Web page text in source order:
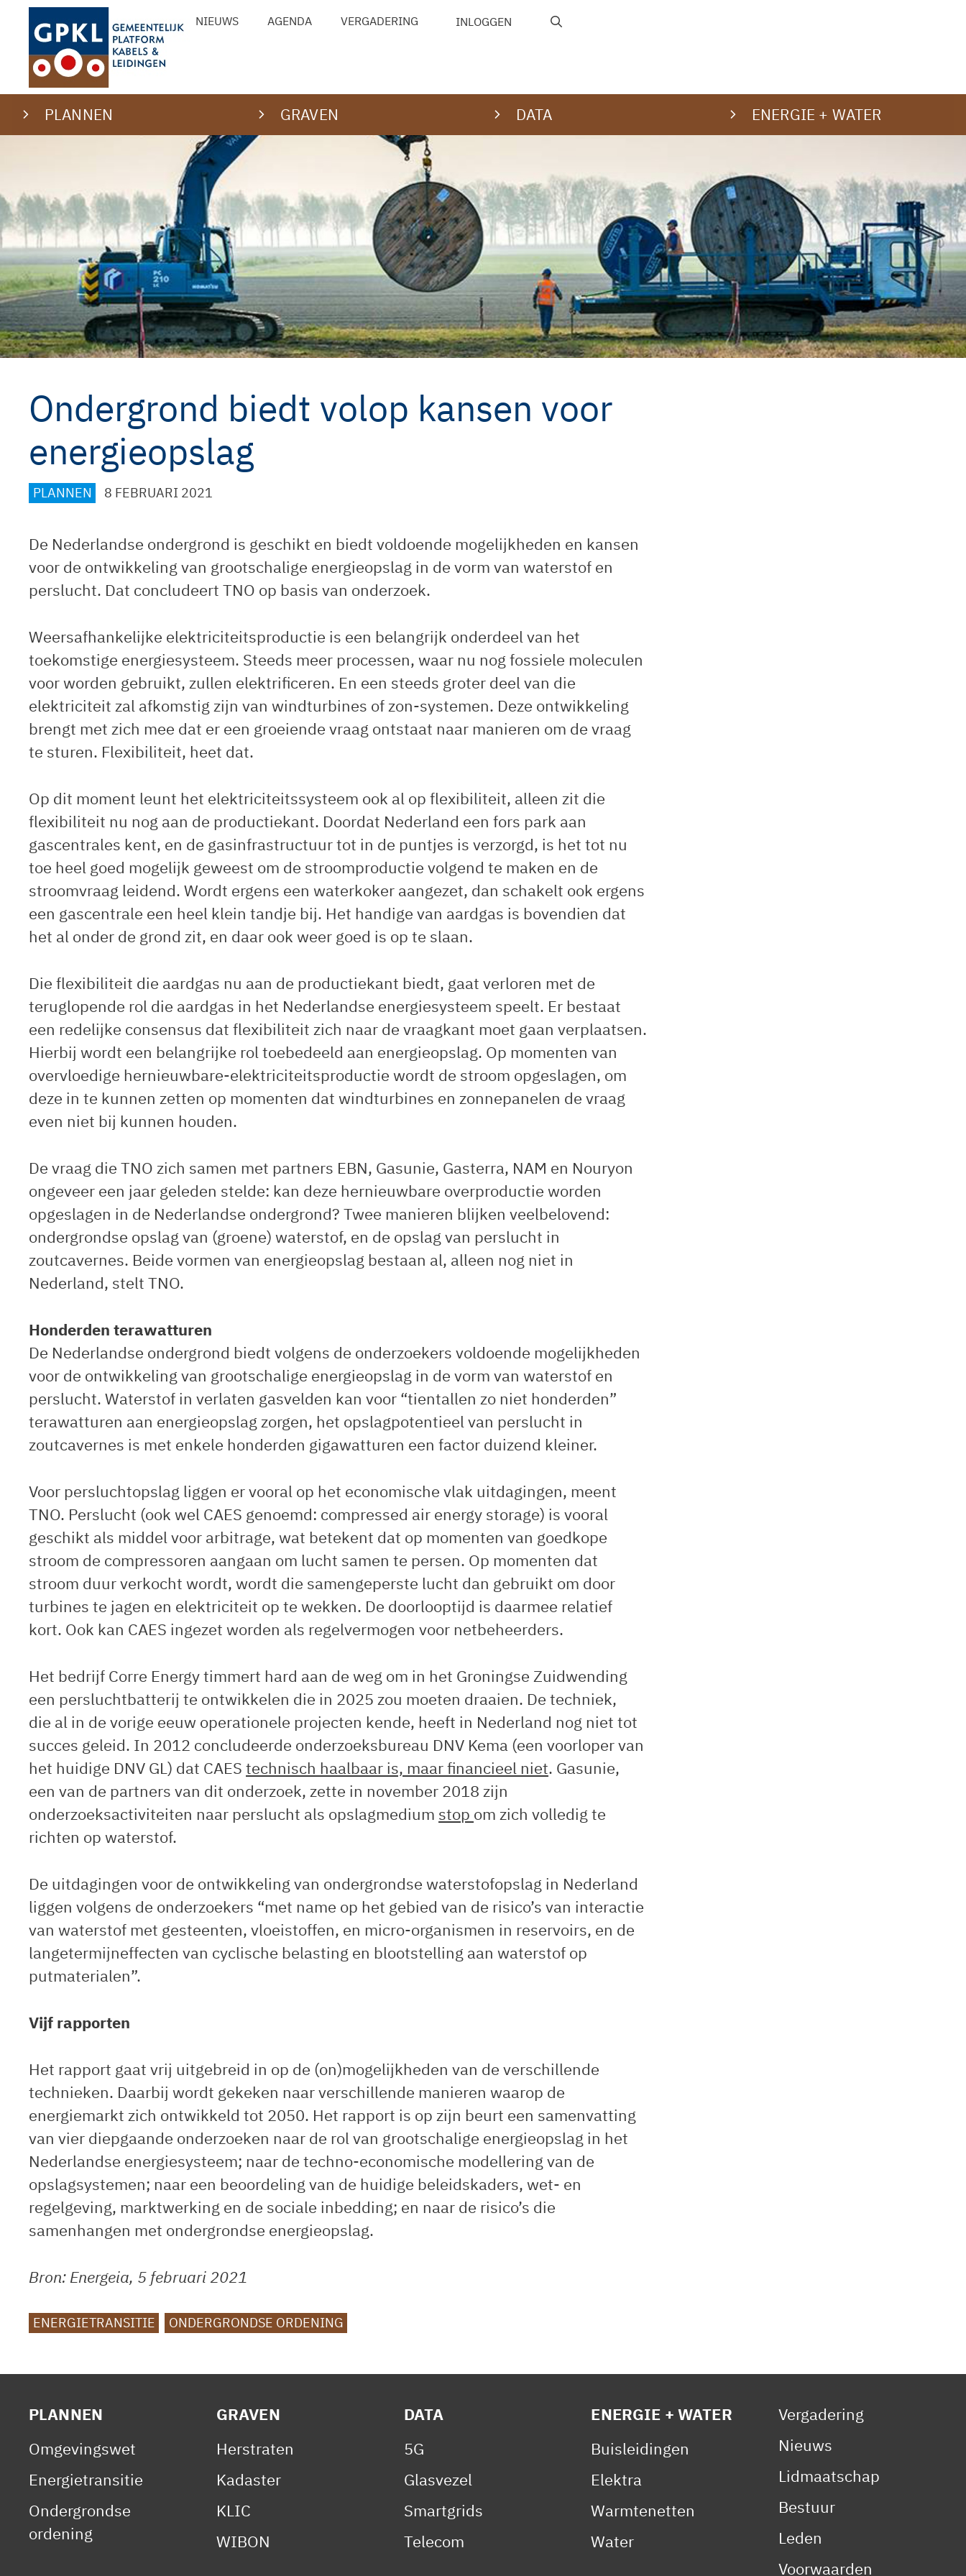
inhoud
NIEUWS AGENDA VERGADERING INLOGGEN
PLANNEN GRAVEN DATA ENERGIE + WATER
Ondergrond biedt volop kansen voor
energieopslag
CATEGORIEËN
PLANNEN 8 FEBRUARI 2021
De Nederlandse ondergrond is geschikt en biedt voldoende mogelijkheden en kansen
voor de ontwikkeling van grootschalige energieopslag in de vorm van waterstof en
perslucht. Dat concludeert TNO op basis van onderzoek.
Weersafhankelijke elektriciteitsproductie is een belangrijk onderdeel van het
toekomstige energiesysteem. Steeds meer processen, waar nu nog fossiele moleculen
voor worden gebruikt, zullen elektrificeren. En een steeds groter deel van die
elektriciteit zal afkomstig zijn van windturbines of zon-systemen. Deze ontwikkeling
brengt met zich mee dat er een groeiende vraag ontstaat naar manieren om de vraag
te sturen. Flexibiliteit, heet dat.
Op dit moment leunt het elektriciteitssysteem ook al op flexibiliteit, alleen zit die
flexibiliteit nu nog aan de productiekant. Doordat Nederland een fors park aan
gascentrales kent, en de gasinfrastructuur tot in de puntjes is verzorgd, is het tot nu
toe heel goed mogelijk geweest om de stroomproductie volgend te maken en de
stroomvraag leidend. Wordt ergens een waterkoker aangezet, dan schakelt ook ergens
een gascentrale een heel klein tandje bij. Het handige van aardgas is bovendien dat
het al onder de grond zit, en daar ook weer goed is op te slaan.
Die flexibiliteit die aardgas nu aan de productiekant biedt, gaat verloren met de
teruglopende rol die aardgas in het Nederlandse energiesysteem speelt. Er bestaat
een redelijke consensus dat flexibiliteit zich naar de vraagkant moet gaan verplaatsen.
Hierbij wordt een belangrijke rol toebedeeld aan energieopslag. Op momenten van
overvloedige hernieuwbare-elektriciteitsproductie wordt de stroom opgeslagen, om
deze in te kunnen zetten op momenten dat windturbines en zonnepanelen de vraag
even niet bij kunnen houden.
De vraag die TNO zich samen met partners EBN, Gasunie, Gasterra, NAM en Nouryon
ongeveer een jaar geleden stelde: kan deze hernieuwbare overproductie worden
opgeslagen in de Nederlandse ondergrond? Twee manieren blijken veelbelovend:
ondergrondse opslag van (groene) waterstof, en de opslag van perslucht in
zoutcavernes. Beide vormen van energieopslag bestaan al, alleen nog niet in
Nederland, stelt TNO.
Honderden terawatturen
De Nederlandse ondergrond biedt volgens de onderzoekers voldoende mogelijkheden
voor de ontwikkeling van grootschalige energieopslag in de vorm van waterstof en
perslucht. Waterstof in verlaten gasvelden kan voor “tientallen zo niet honderden”
terawatturen aan energieopslag zorgen, het opslagpotentieel van perslucht in
zoutcavernes is met enkele honderden gigawatturen een factor duizend kleiner.
Voor persluchtopslag liggen er vooral op het economische vlak uitdagingen, meent
TNO. Perslucht (ook wel CAES genoemd: compressed air energy storage) is vooral
geschikt als middel voor arbitrage, wat betekent dat op momenten van goedkope
stroom de compressoren aangaan om lucht samen te persen. Op momenten dat
stroom duur verkocht wordt, wordt die samengeperste lucht dan gebruikt om door
turbines te jagen en elektriciteit op te wekken. De doorlooptijd is daarmee relatief
kort. Ook kan CAES ingezet worden als regelvermogen voor netbeheerders.
Het bedrijf Corre Energy timmert hard aan de weg om in het Groningse Zuidwending
een persluchtbatterij te ontwikkelen die in 2025 zou moeten draaien. De techniek,
die al in de vorige eeuw operationele projecten kende, heeft in Nederland nog niet tot
succes geleid. In 2012 concludeerde onderzoeksbureau DNV Kema (een voorloper van
het huidige DNV GL) dat CAES technisch haalbaar is, maar financieel niet. Gasunie,
een van de partners van dit onderzoek, zette in november 2018 zijn
onderzoeksactiviteiten naar perslucht als opslagmedium stop om zich volledig te
richten op waterstof.
De uitdagingen voor de ontwikkeling van ondergrondse waterstofopslag in Nederland
liggen volgens de onderzoekers “met name op het gebied van de risico’s van interactie
van waterstof met gesteenten, vloeistoffen, en micro-organismen in reservoirs, en de
langetermijneffecten van cyclische belasting en blootstelling aan waterstof op
putmaterialen”.
Vijf rapporten
Het rapport gaat vrij uitgebreid in op de (on)mogelijkheden van de verschillende
technieken. Daarbij wordt gekeken naar verschillende manieren waarop de
energiemarkt zich ontwikkeld tot 2050. Het rapport is op zijn beurt een samenvatting
van vier diepgaande onderzoeken naar de rol van grootschalige energieopslag in het
Nederlandse energiesysteem; naar de techno-economische modellering van de
opslagsystemen; naar een beoordeling van de huidige beleidskaders, wet- en
regelgeving, marktwerking en de sociale inbedding; en naar de risico’s die
samenhangen met ondergrondse energieopslag.
Bron: Energeia, 5 februari 2021
TAGS
ENERGIETRANSITIE ONDERGRONDSE ORDENING
PLANNEN
Omgevingswet
Energietransitie
Ondergrondse
ordening
GRAVEN
Herstraten
Kadaster
KLIC
WIBON
DATA
5G
Glasvezel
Smartgrids
Telecom
ENERGIE + WATER
Buisleidingen
Elektra
Warmtenetten
Water
Vergadering
Nieuws
Lidmaatschap
Bestuur
Leden
Voorwaarden